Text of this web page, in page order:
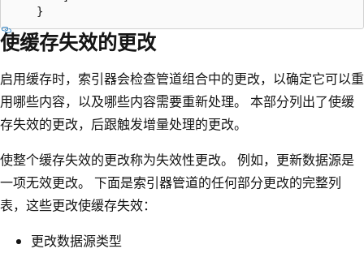
使缓存失效的更改
启用缓存时，索引器会检查管道组合中的更改，以确定它可以重
用哪些内容，以及哪些内容需要重新处理。 本部分列出了使缓
存失效的更改，后跟触发增量处理的更改。
使整个缓存失效的更改称为失效性更改。 例如，更新数据源是
一项无效更改。 下面是索引器管道的任何部分更改的完整列
表，这些更改使缓存失效：
更改数据源类型